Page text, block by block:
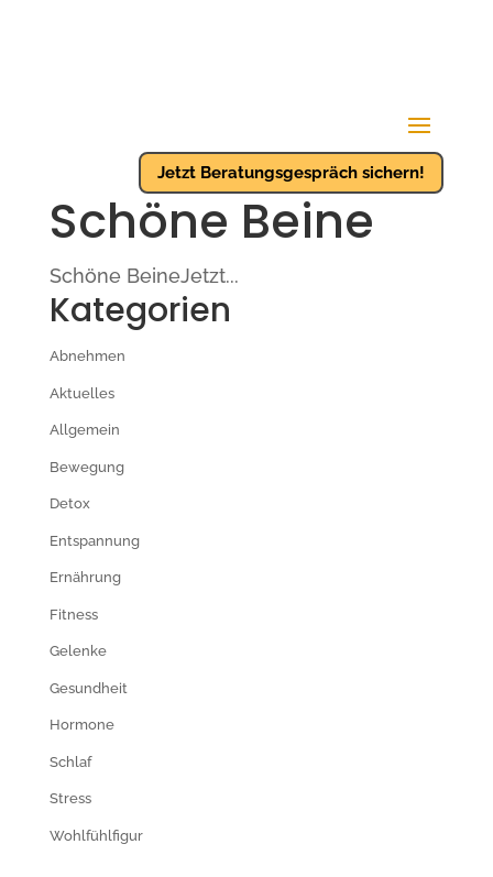
Jetzt Beratungsgespräch sichern!
Schöne Beine
Schöne BeineJetzt...
Kategorien
Abnehmen
Aktuelles
Allgemein
Bewegung
Detox
Entspannung
Ernährung
Fitness
Gelenke
Gesundheit
Hormone
Schlaf
Stress
Wohlfühlfigur